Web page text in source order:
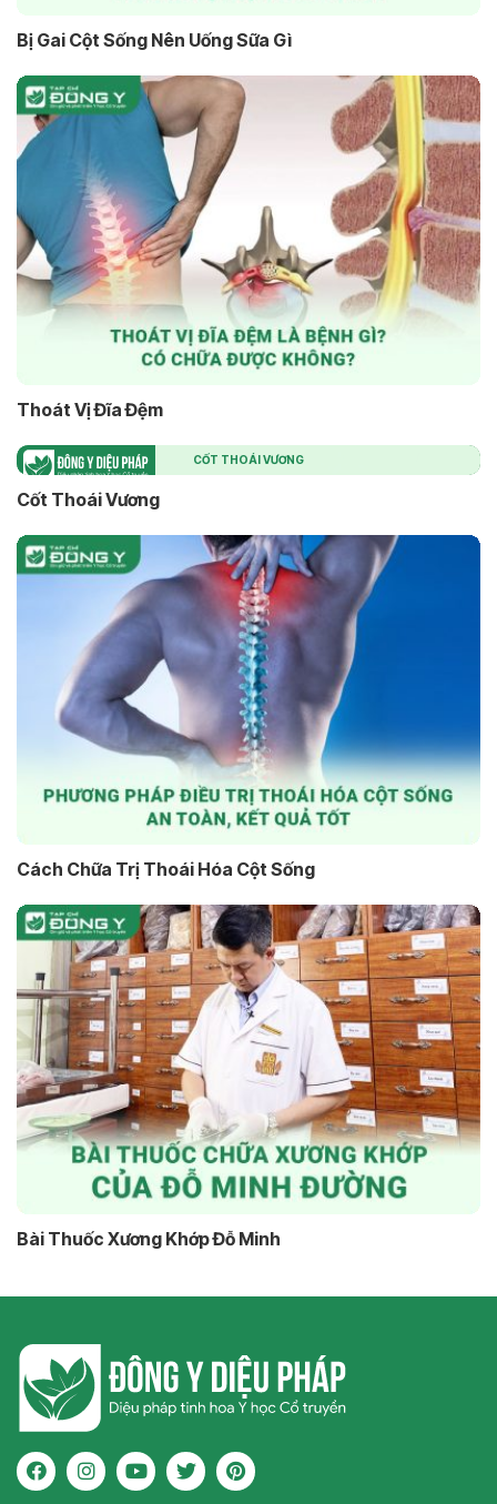
Bị Gai Cột Sống Nên Uống Sữa Gì
Thoát Vị Đĩa Đệm
CỐT THOÁI VƯƠNG
Cốt Thoái Vương
Cách Chữa Trị Thoái Hóa Cột Sống
Bài Thuốc Xương Khớp Đỗ Minh